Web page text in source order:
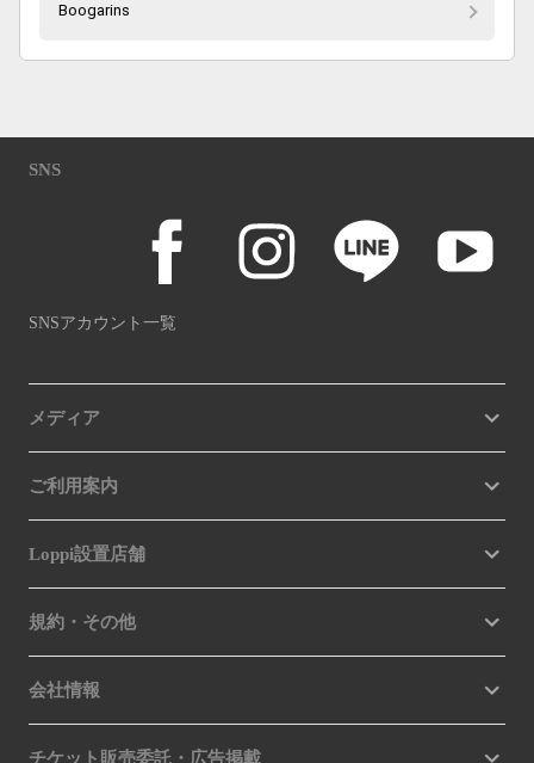
Boogarins
SNS
SNSアカウント一覧
メディア
ご利用案内
Loppi設置店舗
規約・その他
会社情報
チケット販売委託・広告掲載